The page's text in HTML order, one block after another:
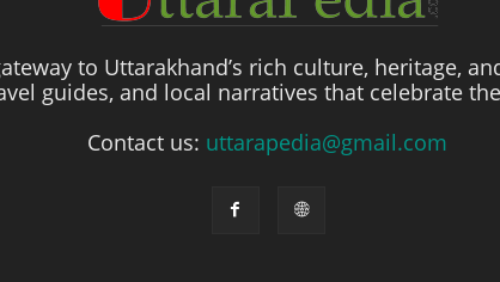
to Uttarakhand’s rich culture, heritage,
guides, and local narratives that celebrate
Contact us: uttarapedia@gmail.com